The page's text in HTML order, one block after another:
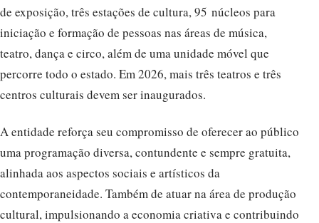
de exposição, três estações de cultura, 95 núcleos para
iniciação e formação de pessoas nas áreas de música,
teatro, dança e circo, além de uma unidade móvel que
percorre todo o estado. Em 2026, mais três teatros e três
centros culturais devem ser inaugurados.
A entidade reforça seu compromisso de oferecer ao público
uma programação diversa, contundente e sempre gratuita,
alinhada aos aspectos sociais e artísticos da
contemporaneidade. Também de atuar na área de produção
cultural, impulsionando a economia criativa e contribuindo